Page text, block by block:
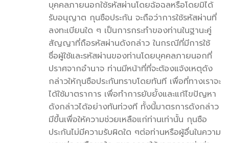
บุคคลภายนอกใช้รหัสผ่านโดยฉ้อฉลหรือโดยมิได้
รับอนุญาต กุนซือประกัน จะถือว่าการใช้รหัสผ่านที่
ลงทะเบียนใด ๆ เป็นการกระทำของท่านในฐานะคู่
สัญญาที่ถือรหัสผ่านดังกล่าว ในกรณีที่มีการใช้
ชื่อผู้ใช้และรหัสผ่านของท่านโดยบุคคลภายนอกที่
ปราศจากอำนาจ ท่านมีหน้าที่ที่จะต้องแจ้งเหตุดัง
กล่าวให้กุนซือประกันทราบโดยทันที เพื่อที่ทางเราจะ
ได้ใช้มาตราการ เพื่อทำการยับยั้งและแก้ไขปัญหา
ดังกล่าวได้อย่างทันท่วงที ทั้งนี้มาตรการดังกล่าว
มีขึ้นเพื่อให้ความช่วยเหลือแก่ท่านเท่านั้น กุนซือ
ประกันไม่มีความรับผิดใด ๆต่อท่านหรือผู้อื่นในความ